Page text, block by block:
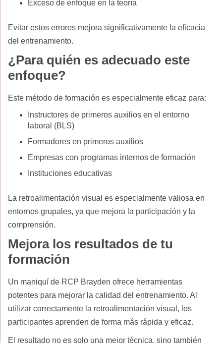
Exceso de enfoque en la teoría
Evitar estos errores mejora significativamente la eficacia
del entrenamiento.
¿Para quién es adecuado este
enfoque?
Este método de formación es especialmente eficaz para:
Instructores de primeros auxilios en el entorno
laboral (BLS)
Formadores en primeros auxilios
Empresas con programas internos de formación
Instituciones educativas
La retroalimentación visual es especialmente valiosa en
entornos grupales, ya que mejora la participación y la
comprensión.
Mejora los resultados de tu
formación
Un maniquí de RCP Brayden ofrece herramientas
potentes para mejorar la calidad del entrenamiento. Al
utilizar correctamente la retroalimentación visual, los
participantes aprenden de forma más rápida y eficaz.
El resultado no es solo una mejor técnica, sino también